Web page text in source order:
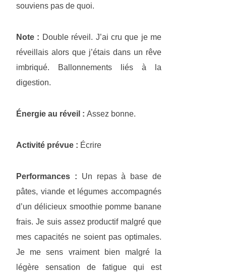
souviens pas de quoi.
Note : Double réveil. J’ai cru que je me
réveillais alors que j’étais dans un rêve
imbriqué. Ballonnements liés à la
digestion.
Énergie au réveil : Assez bonne.
Activité prévue : Écrire
Performances : Un repas à base de
pâtes, viande et légumes accompagnés
d’un délicieux smoothie pomme banane
frais. Je suis assez productif malgré que
mes capacités ne soient pas optimales.
Je me sens vraiment bien malgré la
légère sensation de fatigue qui est